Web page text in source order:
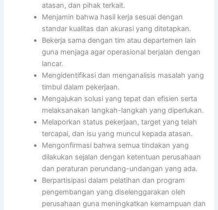
atasan, dan pihak terkait.
Menjamin bahwa hasil kerja sesuai dengan
standar kualitas dan akurasi yang ditetapkan.
Bekerja sama dengan tim atau departemen lain
guna menjaga agar operasional berjalan dengan
lancar.
Mengidentifikasi dan menganalisis masalah yang
timbul dalam pekerjaan.
Mengajukan solusi yang tepat dan efisien serta
melaksanakan langkah-langkah yang diperlukan.
Melaporkan status pekerjaan, target yang telah
tercapai, dan isu yang muncul kepada atasan.
Mengonfirmasi bahwa semua tindakan yang
dilakukan sejalan dengan ketentuan perusahaan
dan peraturan perundang-undangan yang ada.
Berpartisipasi dalam pelatihan dan program
pengembangan yang diselenggarakan oleh
perusahaan guna meningkatkan kemampuan dan